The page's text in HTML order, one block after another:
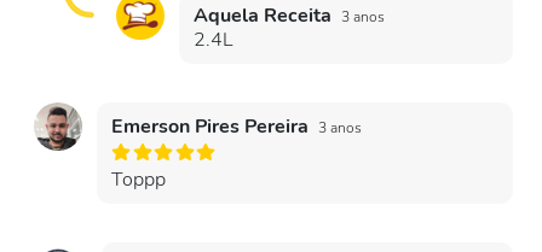
Aquela Receita 3 anos
2.4L
Emerson Pires Pereira 3 anos
Toppp